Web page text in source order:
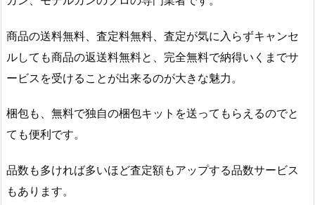
商品の送料無料、査定料無料、査定が気に入らずキャンセ
ルしても商品の返送料無料と、完全無料で納得いくまでサ
ービスを受けることが出来るのが大きな魅力。
梱包も、無料で独自の梱包キットを送ってもらえるのでと
ても便利です。
品数も多ければ多いほど査定額もアップする品数サービス
もあります。